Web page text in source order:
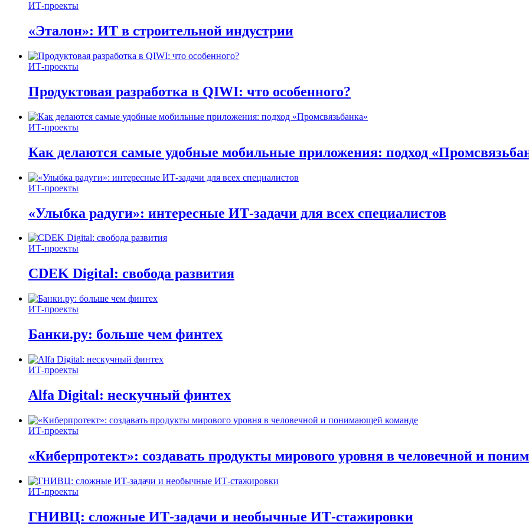
ИТ-проекты
«Эталон»: ИТ в строительной индустрии
ИТ-проекты
Продуктовая разработка в QIWI: что особенного?
ИТ-проекты
Как делаются самые удобные мобильные приложения: подход
ИТ-проекты
«Улыбка радуги»: интересные ИТ-задачи для всех специалистов
ИТ-проекты
CDEK Digital: свобода развития
ИТ-проекты
Банки.ру: больше чем финтех
ИТ-проекты
Alfa Digital: нескучный финтех
ИТ-проекты
«Киберпротект»: создавать продукты мирового уровня в человечной и
ИТ-проекты
ГНИВЦ: сложные ИТ‑задачи и необычные ИТ‑стажировки